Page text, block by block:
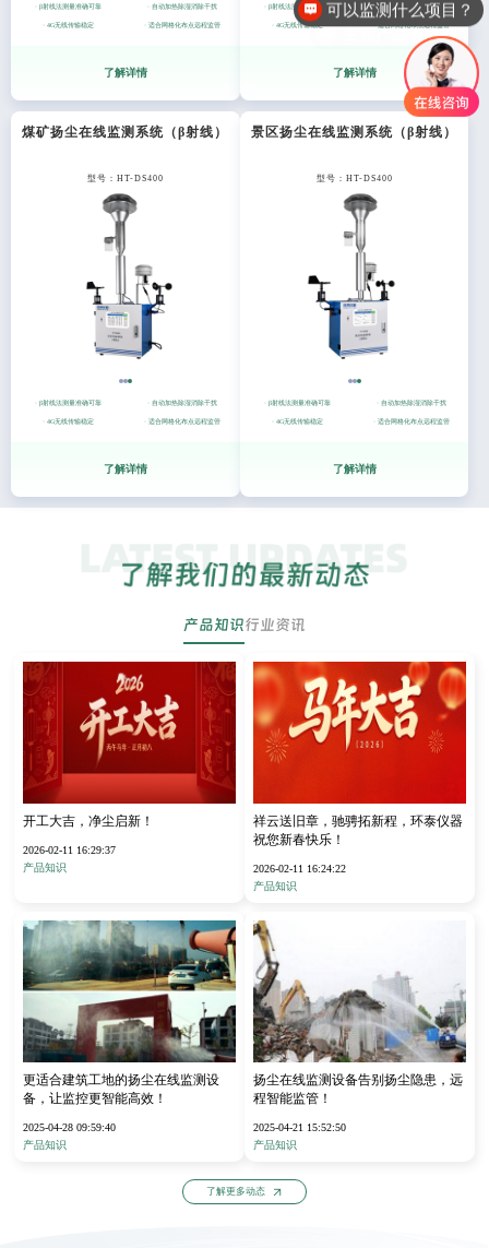
· β射线法测量准确可靠 · 自动加热除湿消除干扰
· 4G无线传输稳定 · 适合网格化布点远程监管
了解详情
· β射线法测量准确可靠 · 自动加热除湿消除干扰
· 4G无线传输稳定
了解详情
煤矿扬尘在线监测系统（β射线）
型号：HT-DS400
· β射线法测量准确可靠 · 自动加热除湿消除干扰
· 4G无线传输稳定 · 适合网格化布点远程监管
了解详情
景区扬尘在线监测系统（β射线）
型号：HT-DS400
· β射线法测量准确可靠 · 自动加热除湿消除干扰
· 4G无线传输稳定 · 适合网格化布点远程监管
了解详情
产品知识行业资讯
开工大吉，净尘启新！
2026-02-11 16:29:37
产品知识
祥云送旧章，驰骋拓新程，环泰仪器
祝您新春快乐！
2026-02-11 16:24:22
产品知识
更适合建筑工地的扬尘在线监测设
备，让监控更智能高效！
2025-04-28 09:59:40
产品知识
扬尘在线监测设备告别扬尘隐患，远
程智能监管！
2025-04-21 15:52:50
产品知识
了解更多动态
主营产品有哪些？